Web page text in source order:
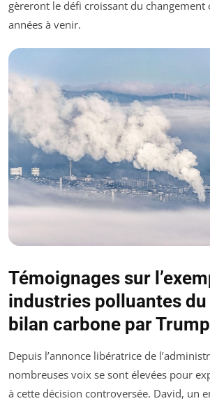
gèreront le défi croissant du changement
années à venir.
Témoignages sur
industries polluantes
bilan carbone par Trump
Depuis l’annonce libératrice de
nombreuses voix se sont élevées pour
à cette décision controversée. David, un